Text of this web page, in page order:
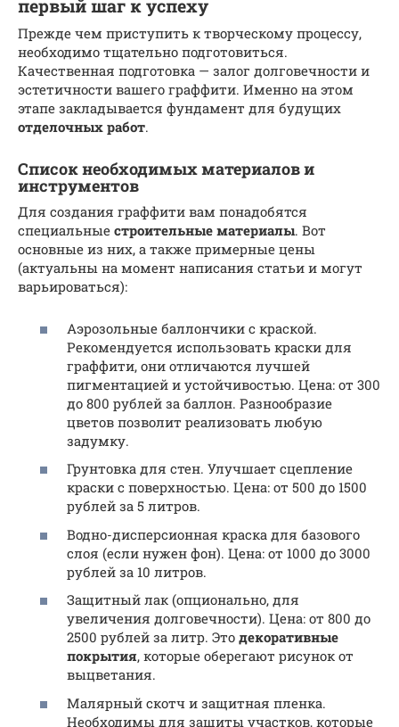
первый шаг к успеху
Прежде чем приступить к творческому процессу,
необходимо тщательно подготовиться.
Качественная подготовка — залог долговечности и
эстетичности вашего граффити. Именно на этом
этапе закладывается фундамент для будущих
отделочных работ.
Список необходимых материалов и
инструментов
Для создания граффити вам понадобятся
специальные строительные материалы. Вот
основные из них, а также примерные цены
(актуальны на момент написания статьи и могут
варьироваться):
Аэрозольные баллончики с краской.
Рекомендуется использовать краски для
граффити, они отличаются лучшей
пигментацией и устойчивостью. Цена: от 300
до 800 рублей за баллон. Разнообразие
цветов позволит реализовать любую
задумку.
Грунтовка для стен. Улучшает сцепление
краски с поверхностью. Цена: от 500 до 1500
рублей за 5 литров.
Водно-дисперсионная краска для базового
слоя (если нужен фон). Цена: от 1000 до 3000
рублей за 10 литров.
Защитный лак (опционально, для
увеличения долговечности). Цена: от 800 до
2500 рублей за литр. Это декоративные
покрытия, которые оберегают рисунок от
выцветания.
Малярный скотч и защитная пленка.
Необходимы для защиты участков, которые